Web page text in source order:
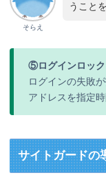
そらえ
うこと
⑤ログインロック
ログインの失敗
アドレスを指定
サイトガードの